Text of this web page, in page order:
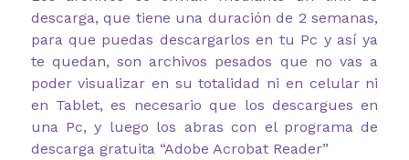
descarga, que tiene una duración de 2 semanas,
para que puedas descargarlos en tu Pc y así ya
te quedan, son archivos pesados que no vas a
poder visualizar en su totalidad ni en celular ni
en Tablet, es necesario que los descargues en
una Pc, y luego los abras con el programa de
descarga gratuita “Adobe Acrobat Reader”